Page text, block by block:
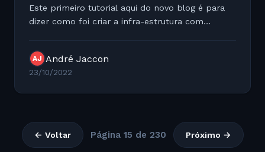
Este primeiro tutorial aqui do novo blog é para
dizer como foi criar a infra-estrutura com
AJ André Jaccon
23/10/2022
← Voltar Página 15 de 230 Próximo →